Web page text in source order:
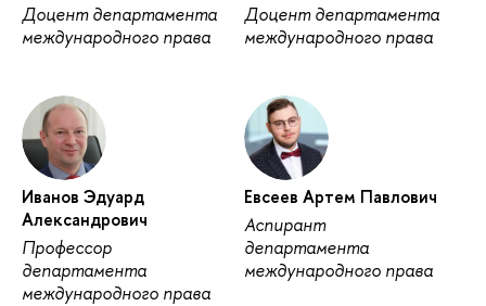
Доцент департамента
международного права
Доцент департамента
международного права
Иванов Эдуард
Александрович
Профессор
департамента
международного права
Евсеев Артем Павлович
Аспирант
департамента
международного права